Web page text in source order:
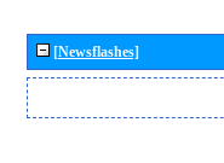
[Newsflashes]